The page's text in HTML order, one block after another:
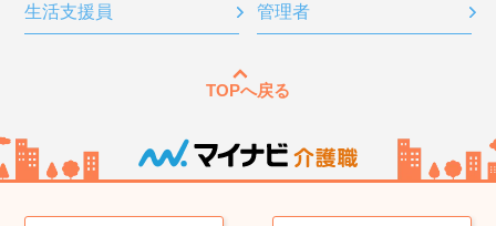
生活支援員 管理者
TOPへ戻る